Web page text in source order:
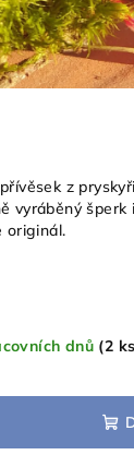
z
vyráběný šperk
originál.
dnů (2